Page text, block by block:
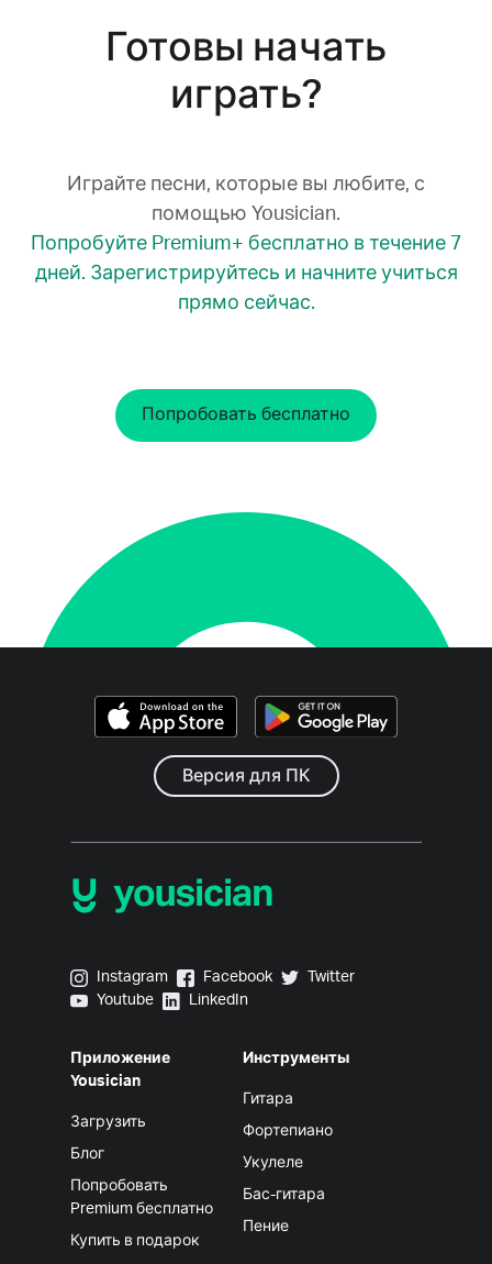
Готовы начать
играть?
Играйте песни, которые вы любите, с
помощью Yousician.
Попробуйте Premium+ бесплатно в течение 7
дней. Зарегистрируйтесь и начните учиться
прямо сейчас.
Попробовать бесплатно
Версия для ПК
Yousician on Instagram
Instagram Yousician on Facebook
Facebook Yousician on Twitter
Twitter
Yousician on Youtube
Youtube Yousician on LinkedIn
LinkedIn
Приложение
Yousician
Загрузить
Блог
Попробовать
Premium бесплатно
Купить в подарок
Инструменты
Гитара
Фортепиано
Укулеле
Бас-гитара
Пение